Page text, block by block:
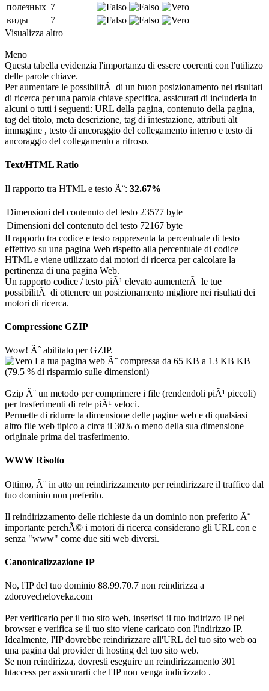
полезных 7
виды
7
Visualizza altro
Meno
Questa tabella evidenzia l'importanza di essere coerenti con l'utilizzo
delle parole chiave.
Per aumentare le possibilitÃ di un buon posizionamento nei risultati
di ricerca per una parola chiave specifica, assicurati di includerla in
alcuni o tutti i seguenti: URL della pagina, contenuto della pagina,
tag del titolo, meta descrizione, tag di intestazione, attributi alt
immagine , testo di ancoraggio del collegamento interno e testo di
ancoraggio del collegamento a ritroso.
Text/HTML Ratio
Il rapporto tra HTML e testo Ã¨: 32.67%
Dimensioni del contenuto del testo 23577 byte
Dimensioni del contenuto del testo 72167 byte
Il rapporto tra codice e testo rappresenta la percentuale di testo
effettivo su una pagina Web rispetto alla percentuale di codice
HTML e viene utilizzato dai motori di ricerca per calcolare la
pertinenza di una pagina Web.
Un rapporto codice / testo piÃ¹ elevato aumenterÃ le tue
possibilitÃ di ottenere un posizionamento migliore nei risultati dei
motori di ricerca.
Compressione GZIP
Wow! Ãˆ abilitato per GZIP.
La tua pagina web Ã¨ compressa da 65 KB a 13 KB KB
(79.5 % di risparmio sulle dimensioni)
Gzip Ã¨ un metodo per comprimere i file (rendendoli piÃ¹ piccoli)
per trasferimenti di rete piÃ¹ veloci.
Permette di ridurre la dimensione delle pagine web e di qualsiasi
altro file web tipico a circa il 30% o meno della sua dimensione
originale prima del trasferimento.
WWW Risolto
Ottimo, Ã¨ in atto un reindirizzamento per reindirizzare il traffico dal
tuo dominio non preferito.
Il reindirizzamento delle richieste da un dominio non preferito Ã¨
importante perchÃ© i motori di ricerca considerano gli URL con e
senza "www" come due siti web diversi.
Canonicalizzazione IP
No, l'IP del tuo dominio 88.99.70.7 non reindirizza a
zdorovecheloveka.com
Per verificarlo per il tuo sito web, inserisci il tuo indirizzo IP nel
browser e verifica se il tuo sito viene caricato con l'indirizzo IP.
Idealmente, l'IP dovrebbe reindirizzare all'URL del tuo sito web oa
una pagina dal provider di hosting del tuo sito web.
Se non reindirizza, dovresti eseguire un reindirizzamento 301
htaccess per assicurarti che l'IP non venga indicizzato .